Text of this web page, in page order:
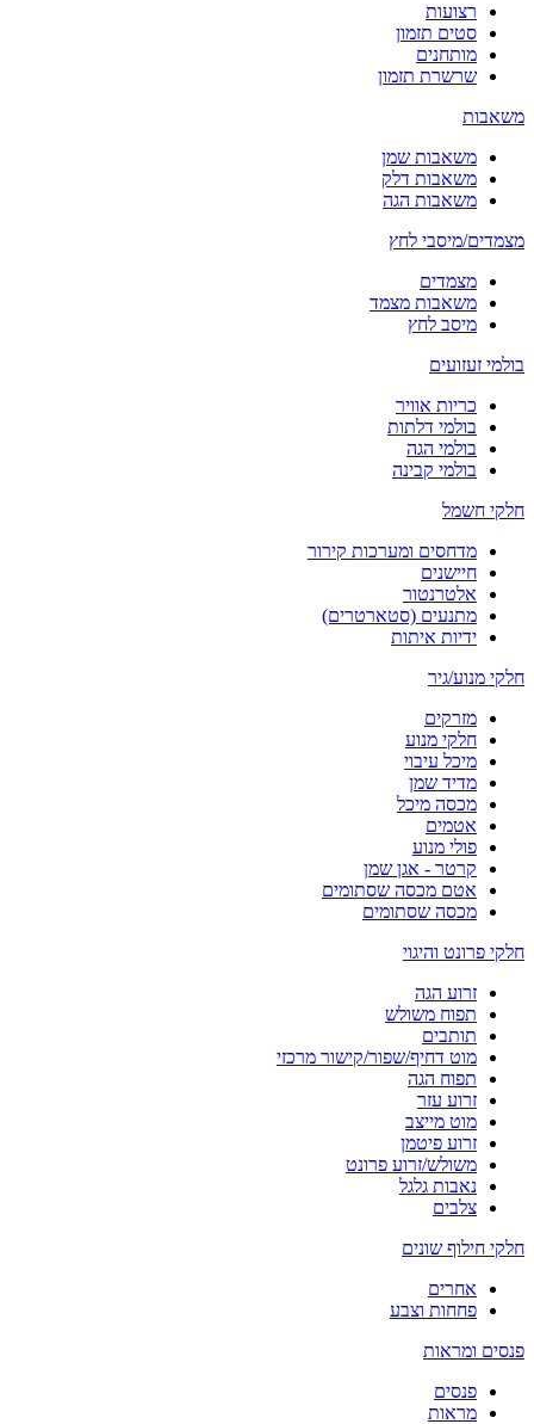
רצועות
סטים תזמון
מותחנים
שרשרת תזמון
משאבות
משאבות שמן
משאבות דלק
משאבות הגה
מצמדים/מיסבי לחץ
מצמדים
משאבות מצמד
מיסב לחץ
בולמי זעזועים
כריות אוויר
בולמי דלתות
בולמי הגה
בולמי קבינה
חלקי חשמל
מדחסים ומערכות קירור
חיישנים
אלטרנטור
מתנעים (סטארטרים)
ידיות איתות
חלקי מנוע/גיר
מזרקים
חלקי מנוע
מיכל עיבוי
מדיד שמן
מכסה מיכל
אטמים
פולי מנוע
קרטר - אגן שמן
אטם מכסה שסתומים
מכסה שסתומים
חלקי פרונט והיגוי
זרוע הגה
תפוח משולש
תותבים
מוט דחיף/שפור/קישור מרכזי
תפוח הגה
זרוע עזר
מוט מייצב
זרוע פיטמן
משולש/זרוע פרונט
נאבות גלגל
צלבים
חלקי חילוף שונים
אחרים
פחחות וצבע
פנסים ומראות
פנסים
מראות